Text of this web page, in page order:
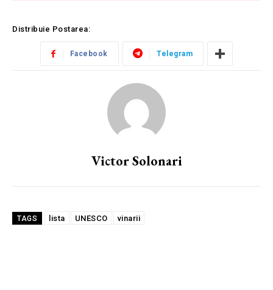
Distribuie Postarea:
Facebook Telegram
Victor Solonari
TAGS lista UNESCO vinarii